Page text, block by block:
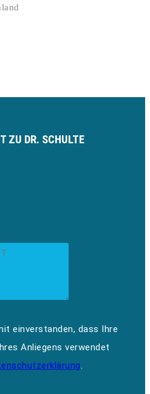
ZU DR. SCHULTE
einverstanden, dass Ihre
Anliegens verwendet
.